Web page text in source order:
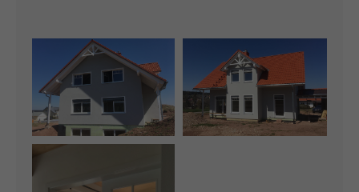
/ 365days
We offer support for our customers
Mon - Fri 8:00am - 5:00pm(GMT +1)
Get in touch